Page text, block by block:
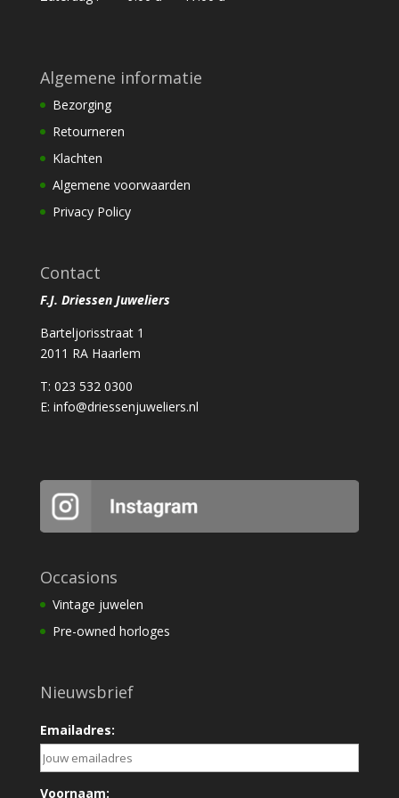
Algemene informatie
Bezorging
Retourneren
Klachten
Algemene voorwaarden
Privacy Policy
Contact
F.J. Driessen Juweliers
Barteljorisstraat 1
2011 RA Haarlem
T: 023 532 0300
E: info@driessenjuweliers.nl
Occasions
Vintage juwelen
Pre-owned horloges
Nieuwsbrief
Emailadres:
Voornaam: